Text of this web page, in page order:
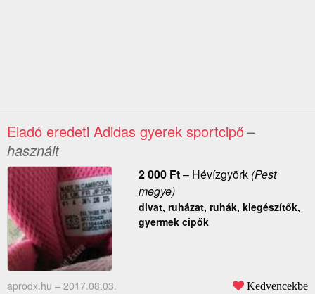
Eladó eredeti Adidas gyerek sportcipő–
használt
2 000 Ft– Hévízgyörk(Pest
megye)
divat, ruházat, ruhák, kiegészítők,
gyermek cipők
aprodx.hu – 2017.08.03. Kedvencekbe